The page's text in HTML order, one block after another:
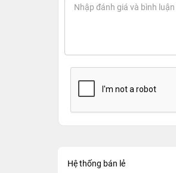
Hệ thống bán lẻ